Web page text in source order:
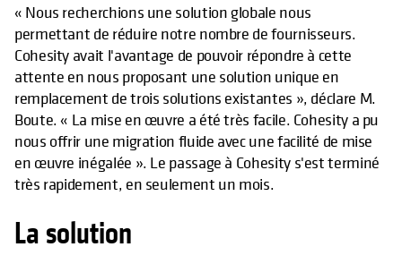
« Nous recherchions une solution globale nous
permettant de réduire notre nombre de fournisseurs.
Cohesity avait l'avantage de pouvoir répondre à cette
attente en nous proposant une solution unique en
remplacement de trois solutions existantes », déclare M.
Boute. « La mise en œuvre a été très facile. Cohesity a pu
nous offrir une migration fluide avec une facilité de mise
en œuvre inégalée ». Le passage à Cohesity s'est terminé
très rapidement, en seulement un mois.
La solution